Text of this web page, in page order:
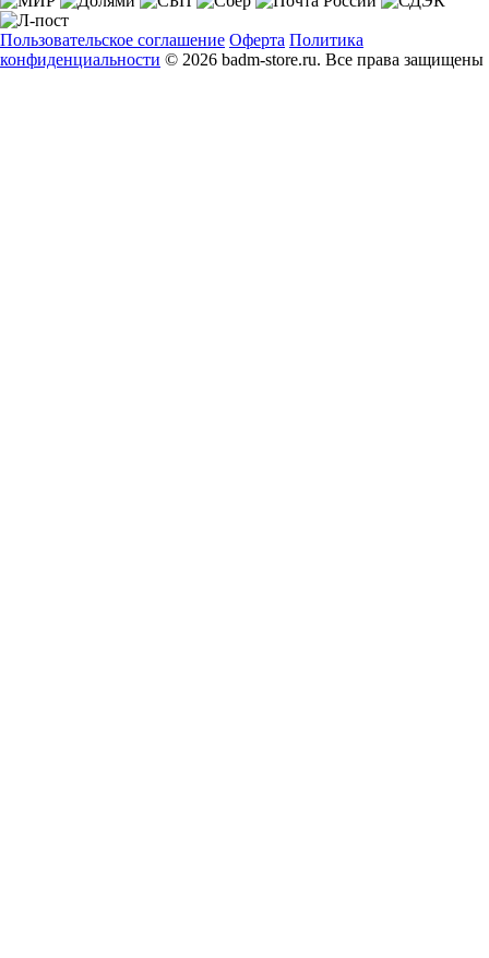
Пользовательское соглашение Оферта Политика
конфиденциальности © 2026 badm-store.ru. Все права защищены